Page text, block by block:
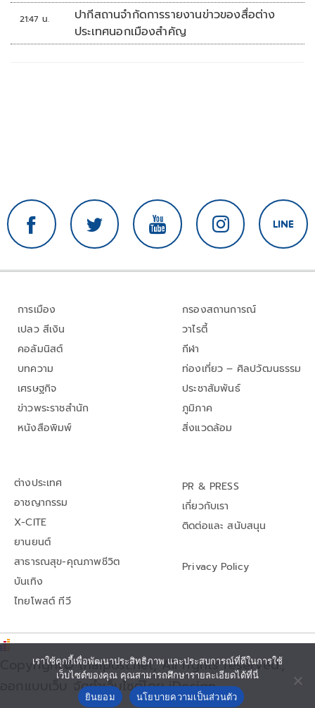
21:47 น.
ปากีสถานจำกัดการรายงานข่าวของสื่อต่าง
ประเทศนอกเมืองสำคัญ
การเมือง
เปลว สีเงิน
คอลัมนิสต์
บทความ
เศรษฐกิจ
ข่าวพระราชสำนัก
หนังสือพิมพ์
กรองสถานการณ์
วาไรตี้
กีฬา
ท่องเที่ยว – ศิลปวัฒนธรรม
ประชาสัมพันธ์
ภูมิภาค
สิ่งแวดล้อม
ต่างประเทศ
อาชญากรรม
X-CITE
ยานยนต์
สาธารณสุข-คุณภาพชีวิต
บันเทิง
ไทยโพสต์ ทีวี
PR & PRESS
เกี่ยวกับเรา
ติดต่อและ สนับสนุน
Privacy Policy
Copyright© thaipost.net, All rights reserved.,
ออกแบบเว็บ จัดทำเว็บไซต์โดย iDesign
เราใช้คุกกี้เพื่อพัฒนาประสิทธิภาพ และประสบการณ์ที่ดีในการใช้
เว็บไซต์ของคุณ คุณสามารถศึกษารายละเอียดได้ที่นี่
ยินยอม
นโยบายความเป็นส่วนตัว